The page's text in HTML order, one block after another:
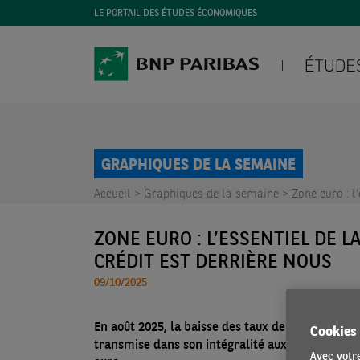
LE PORTAIL DES ÉTUDES ÉCONOMIQUES
GRAPHIQUES DE LA SEMAINE
Accueil > Graphiques de la semaine > Zone euro :
ZONE EURO : L’ESSENTIEL DE
CRÉDIT EST DERRIÈRE NOUS
09/10/2025
En août 2025, la baisse des taux de marché
transmise dans son intégralité aux taux des
Cookies
Avec